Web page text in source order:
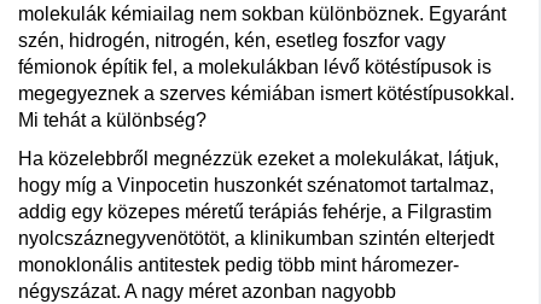
molekulák kémiailag nem sokban különböznek. Egyaránt
szén, hidrogén, nitrogén, kén, esetleg foszfor vagy
fémionok építik fel, a molekulákban lévő kötéstípusok is
megegyeznek a szerves kémiában ismert kötéstípusokkal.
Mi tehát a különbség?
Ha közelebbről megnézzük ezeket a molekulákat, látjuk,
hogy míg a Vinpocetin huszonkét szénatomot tartalmaz,
addig egy közepes méretű terápiás fehérje, a Filgrastim
nyolcszáznegyvenötötöt, a klinikumban szintén elterjedt
monoklonális antitestek pedig több mint háromezer-
négyszázat. A nagy méret azonban nagyobb